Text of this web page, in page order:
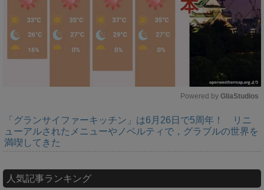
M
u
Powered by GliaStudios
「グランサイファーキッチン」は6月26日で5周年！ リニ
ューアルされたメニューやノベルティで，グラブルの世界を
満喫してきた
人気記事ランキング